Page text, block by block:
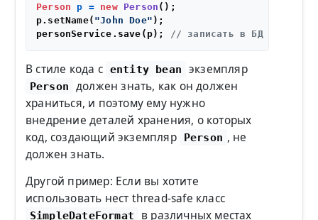
Person p = new Person ();
p.setName( "John Doe" );
personService.save(p);
// записать в БД
В стиле кода с entity bean экземпляр
Person
должен знать, как он должен
храниться, и поэтому ему нужно
внедрение деталей хранения, о которых
код, создающий экземпляр
Person , не
должен знать.
Другой пример: Если вы хотите
использовать нест thread-safe класс
SimpleDateFormat
в различных местах